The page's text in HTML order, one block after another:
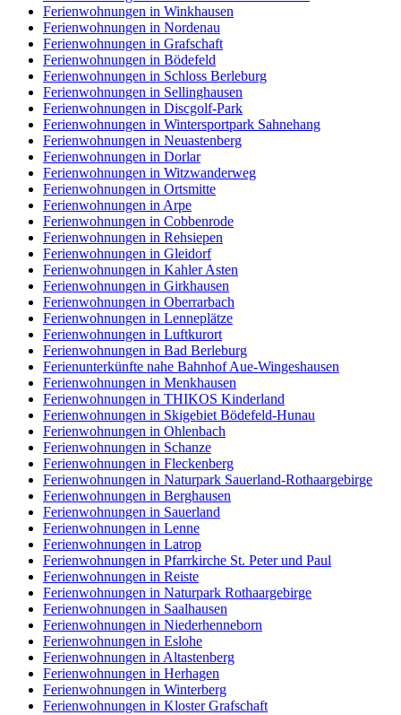
Ferienwohnungen in Winkhausen
Ferienwohnungen in Nordenau
Ferienwohnungen in Grafschaft
Ferienwohnungen in Bödefeld
Ferienwohnungen in Schloss Berleburg
Ferienwohnungen in Sellinghausen
Ferienwohnungen in Discgolf-Park
Ferienwohnungen in Wintersportpark Sahnehang
Ferienwohnungen in Neuastenberg
Ferienwohnungen in Dorlar
Ferienwohnungen in Witzwanderweg
Ferienwohnungen in Ortsmitte
Ferienwohnungen in Arpe
Ferienwohnungen in Cobbenrode
Ferienwohnungen in Rehsiepen
Ferienwohnungen in Gleidorf
Ferienwohnungen in Kahler Asten
Ferienwohnungen in Girkhausen
Ferienwohnungen in Oberrarbach
Ferienwohnungen in Lenneplätze
Ferienwohnungen in Luftkurort
Ferienwohnungen in Bad Berleburg
Ferienunterkünfte nahe Bahnhof Aue-Wingeshausen
Ferienwohnungen in Menkhausen
Ferienwohnungen in THIKOS Kinderland
Ferienwohnungen in Skigebiet Bödefeld-Hunau
Ferienwohnungen in Ohlenbach
Ferienwohnungen in Schanze
Ferienwohnungen in Fleckenberg
Ferienwohnungen in Naturpark Sauerland-Rothaargebirge
Ferienwohnungen in Berghausen
Ferienwohnungen in Sauerland
Ferienwohnungen in Lenne
Ferienwohnungen in Latrop
Ferienwohnungen in Pfarrkirche St. Peter und Paul
Ferienwohnungen in Reiste
Ferienwohnungen in Naturpark Rothaargebirge
Ferienwohnungen in Saalhausen
Ferienwohnungen in Niederhenneborn
Ferienwohnungen in Eslohe
Ferienwohnungen in Altastenberg
Ferienwohnungen in Herhagen
Ferienwohnungen in Winterberg
Ferienwohnungen in Kloster Grafschaft